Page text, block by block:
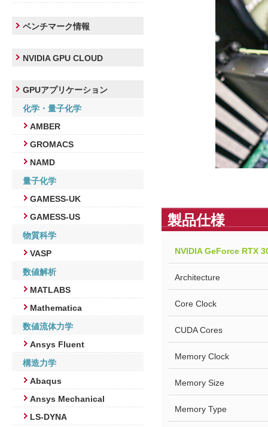
製品仕様
NVIDIA GeForce RTX
Architecture
Core Clock
CUDA Cores
Memory Clock
Memory Size
Memory Type
ベンチマーク情報
NVIDIA GPU CLOUD
GPUアプリケーション
化学・量子化学
AMBER
GROMACS
NAMD
量子化学
GAMESS-UK
GAMESS-US
物質科学
VASP
数値解析
MATLABS
Mathematica
数値流体力学
Ansys Fluent
構造力学
Abaqus
Ansys Mechanical
LS-DYNA